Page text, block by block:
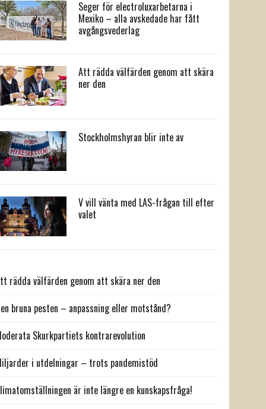
Seger för electroluxarbetarna i
Mexiko – alla avskedade har fått
avgångsvederlag
Att rädda välfärden genom att skära
ner den
Stockholmshyran blir inte av
V vill vänta med LAS-frågan till efter
valet
rädda välfärden genom att skära ner den
bruna pesten – anpassning eller motstånd?
Skurkpartiets kontrarevolution
i utdelningar – trots pandemistöd
är inte längre en kunskapsfråga!